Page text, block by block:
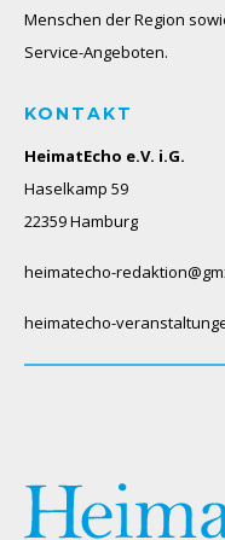
Menschen der Region
Service-Angeboten.
KONTAKT
HeimatEcho e.V. i.G.
Haselkamp 59
22359 Hamburg
heimatecho-
heimatecho-